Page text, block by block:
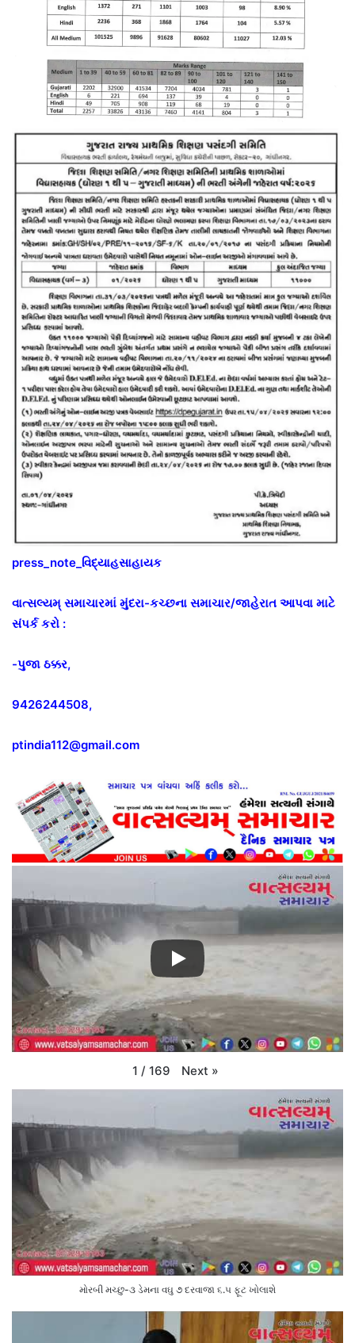
press_note_વિદ્યાહસાહાયક
વાત્સલ્યમ્ સમાચારમાં મુંદરા-કચ્છના સમાચાર/જાહેરાત આપવા માટે
સંપર્ક કરો :
-પુજા ઠક્કર,
9426244508,
ptindia112@gmail.com
1 / 169 Next »
મોરબી મચ્છુ-૩ ડેમના વઘુ ૭ દરવાજા ૬.૫ ફૂટ ખોલાશે